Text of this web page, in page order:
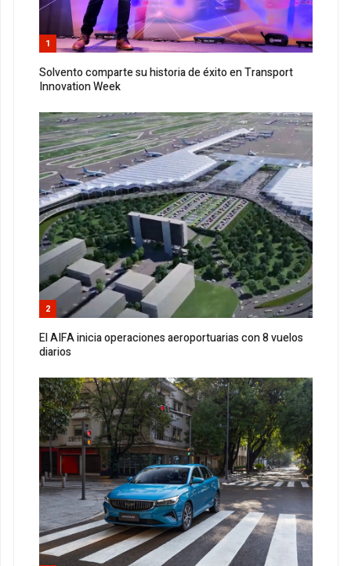
1
Solvento comparte su historia de éxito en Transport
Innovation Week
2
El AIFA inicia operaciones aeroportuarias con 8 vuelos
diarios